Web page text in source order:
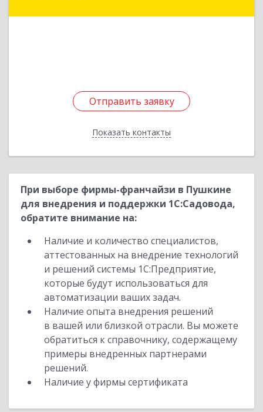
Отправить заявку
Показать контакты
Отправить заявку
Назад
При выборе фирмы-франчайзи в Пушкине
для внедрения и поддержки 1С:Садовода,
обратите внимание на:
Наличие и количество специалистов,
аттестованных на внедрение технологий
и решений системы 1С:Предприятие,
которые будут использоваться для
автоматизации ваших задач.
Наличие опыта внедрения решений
в вашей или близкой отрасли. Вы можете
обратиться к справочнику, содержащему
примеры внедренных партнерами
решений.
Наличие у фирмы сертификата